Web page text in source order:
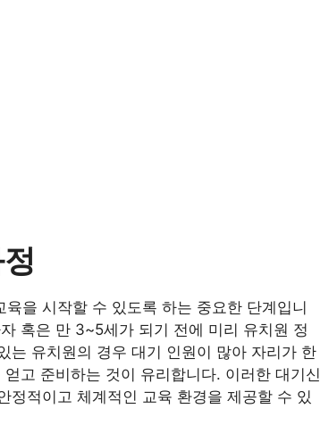
을 시작할 수 있도록 하는 중요한 단계입니
혹은 만 3~5세가 되기 전에 미리 유치원 정
는 유치원의 경우 대기 인원이 많아 자리가 한
고 준비하는 것이 유리합니다. 이러한 대기신
정적이고 체계적인 교육 환경을 제공할 수 있